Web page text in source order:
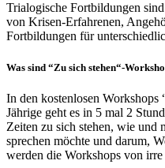
Trialogische Fortbildungen
von Krisen-Erfahrenen,
Fortbildungen für
Was sind “Zu sich stehen“-
In den kostenlosen Workshops
Jährige geht es in 5 mal 2
Zeiten zu sich stehen, wie und
sprechen möchte und darum,
werden die Workshops von